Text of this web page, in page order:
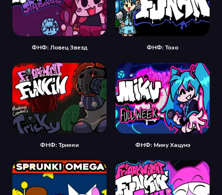
ФНФ: Ловец Звезд ФНФ: Тохо
ФНФ: Трикки ФНФ: Мику Хацунэ